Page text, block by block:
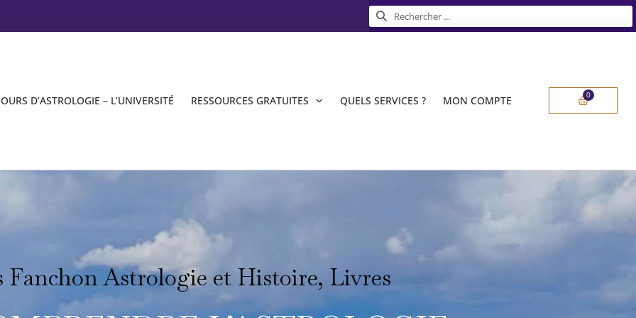
Rechercher
Rechercher
D’ASTROLOGIE – L’UNIVERSITÉ RESSOURCES GRATUITES QUELS SERVICES ? MON COMPTE 0
Panier
Fanchon Astrologie et Histoire, Livres